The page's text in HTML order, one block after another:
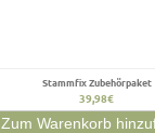
Stammfix Zubehörpaket
39,98€
Zum Warenkorb